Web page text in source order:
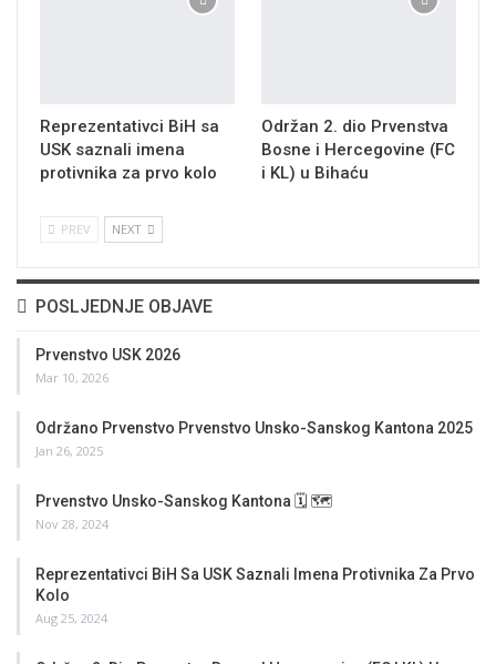
Reprezentativci BiH sa
USK saznali imena
protivnika za prvo kolo
Održan 2. dio Prvenstva
Bosne i Hercegovine (FC
i KL) u Bihaću
PREV NEXT
POSLJEDNJE OBJAVE
Prvenstvo USK 2026
Mar 10, 2026
Održano Prvenstvo Prvenstvo Unsko-Sanskog Kantona 2025
Jan 26, 2025
Prvenstvo Unsko-Sanskog Kantona 🗓 🗺
Nov 28, 2024
Reprezentativci BiH Sa USK Saznali Imena Protivnika Za Prvo
Kolo
Aug 25, 2024